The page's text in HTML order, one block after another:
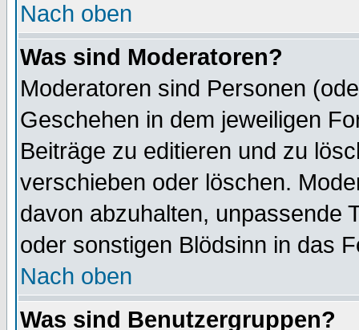
Nach oben
Was sind Moderatoren?
Moderatoren sind Personen
Geschehen in dem jeweiligen
Beiträge zu editieren und zu
verschieben oder löschen.
davon abzuhalten, unpassende
oder sonstigen Blödsinn in das
Nach oben
Was sind Benutzergruppen?